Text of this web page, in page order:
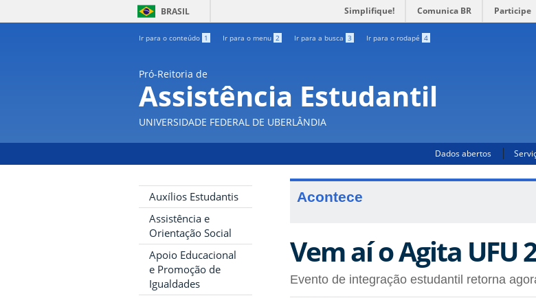
BRASIL Simplifique! Comunica BR Participe
Ir para o conteúdo 1 Ir para o menu 2 Ir para a busca 3 Ir para o rodapé 4
Pró-Reitoria de
Assistência Estudantil
UNIVERSIDADE FEDERAL DE UBERLÂNDIA
Dados abertos
Auxílios Estudantis
Assistência e
Orientação Social
Apoio Educacional
e Promoção de
Igualdades
Acontece
Vem aí o Agita UFU
Evento de integração estudantil retorna